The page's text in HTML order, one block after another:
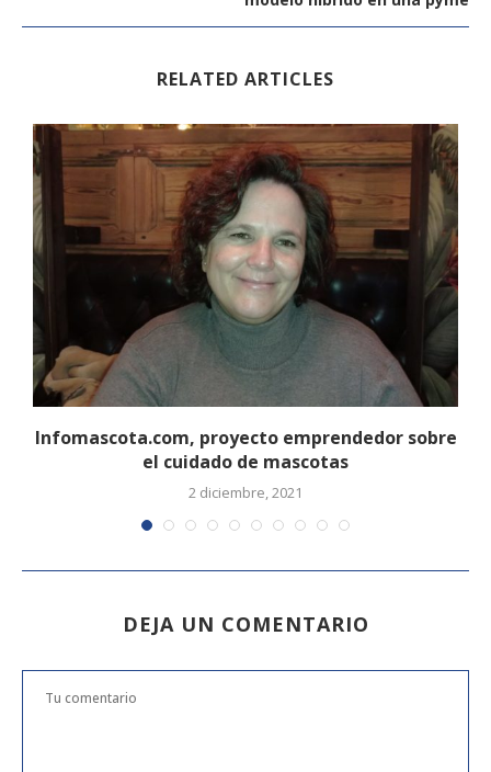
RELATED ARTICLES
Infomascota.com, proyecto emprendedor sobre
el cuidado de mascotas
2 diciembre, 2021
DEJA UN COMENTARIO